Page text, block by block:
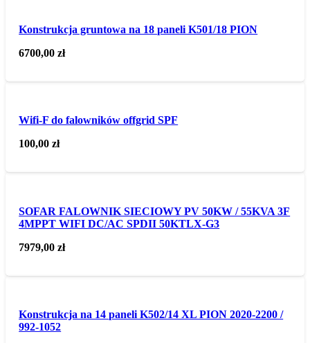
Konstrukcja gruntowa na 18 paneli K501/18 PION
6700,00zł
Wifi-F do falowników offgrid SPF
100,00zł
SOFAR FALOWNIK SIECIOWY PV 50KW / 55KVA 3F
4MPPT WIFI DC/AC SPDII 50KTLX-G3
7979,00zł
Konstrukcja na 14 paneli K502/14 XL PION 2020-2200 /
992-1052